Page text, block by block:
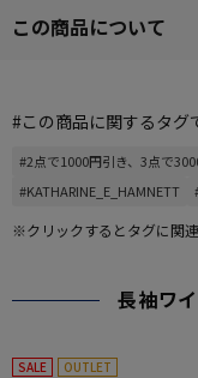
この商品について
#この商品に関するタグ
#2点で1000円引き、3点で
#KATHARINE_E_HAMNETT
※クリックするとタグに関
長袖ワ
SALE OUTLET